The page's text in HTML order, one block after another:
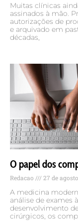
Muitas clínicas
assinados à mão.
autorizações de
e arquivado em
décadas,
O papel dos
Redacao 27 de
A medicina
análise de exames
desenvolvimento
cirúrgicos, os